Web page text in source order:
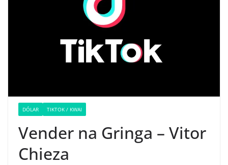
DÓLAR TIKTOK / KWAI
Vender na Gringa – Vitor
Chieza